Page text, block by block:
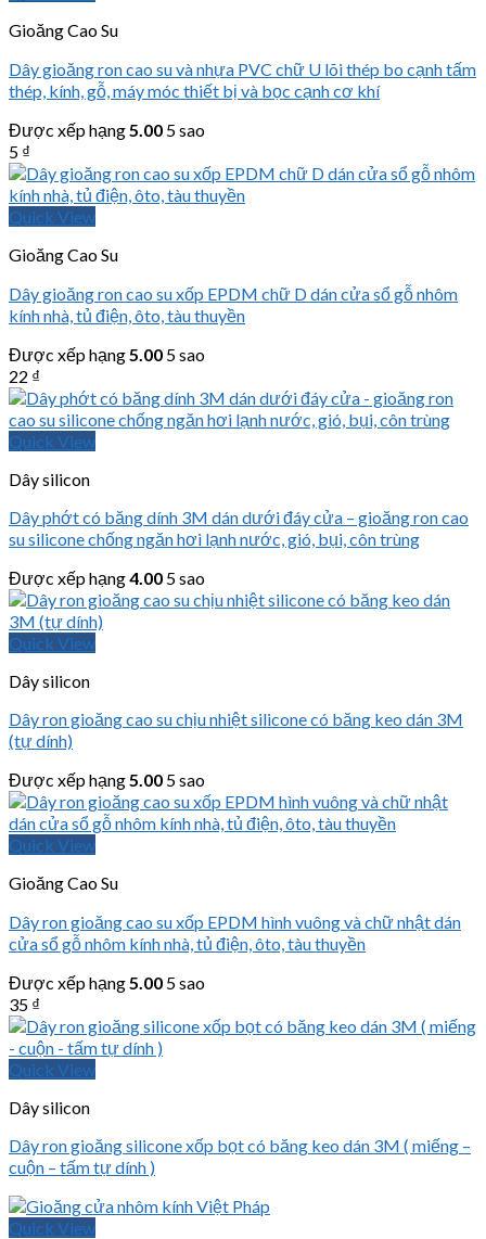
Gioăng Cao Su
Dây gioăng ron cao su và nhựa PVC chữ U lõi thép bo cạnh tấm
thép, kính, gỗ, máy móc thiết bị và bọc cạnh cơ khí
Được xếp hạng5.00 5 sao
5 ₫
Quick View
Gioăng Cao Su
Dây gioăng ron cao su xốp EPDM chữ D dán cửa sổ gỗ nhôm
kính nhà, tủ điện, ôto, tàu thuyền
Được xếp hạng5.00 5 sao
22 ₫
Quick View
Dây silicon
Dây phớt có băng dính 3M dán dưới đáy cửa – gioăng ron cao
su silicone chống ngăn hơi lạnh nước, gió, bụi, côn trùng
Được xếp hạng4.00 5 sao
Quick View
Dây silicon
Dây ron gioăng cao su chịu nhiệt silicone có băng keo dán 3M
(tự dính)
Được xếp hạng5.00 5 sao
Quick View
Gioăng Cao Su
Dây ron gioăng cao su xốp EPDM hình vuông và chữ nhật dán
cửa sổ gỗ nhôm kính nhà, tủ điện, ôto, tàu thuyền
Được xếp hạng5.00 5 sao
35 ₫
Quick View
Dây silicon
Dây ron gioăng silicone xốp bọt có băng keo dán 3M ( miếng –
cuộn – tấm tự dính )
Quick View